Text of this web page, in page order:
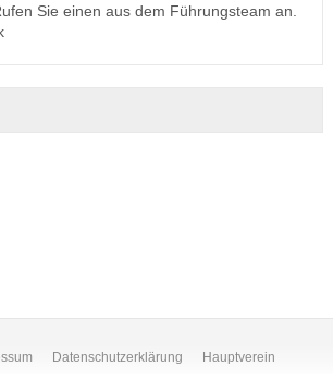
Sie einen aus dem Führungsteam an.
Datenschutzerklärung Hauptverein